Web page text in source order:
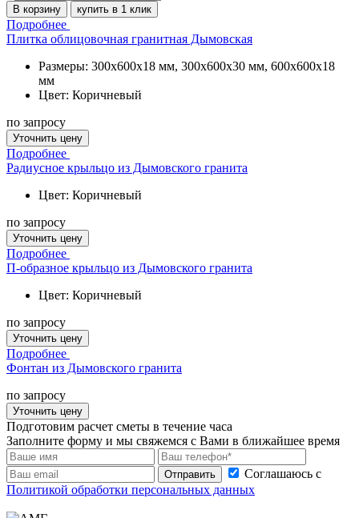
В корзину купить в 1 клик
Подробнее
Плитка облицовочная гранитная Дымовская
Размеры: 300x600x18 мм, 300x600x30 мм, 600x600x18
мм
Цвет: Коричневый
по запросу
Уточнить цену
Подробнее
Радиусное крыльцо из Дымовского гранита
Цвет: Коричневый
по запросу
Уточнить цену
Подробнее
П-образное крыльцо из Дымовского гранита
Цвет: Коричневый
по запросу
Уточнить цену
Подробнее
Фонтан из Дымовского гранита
по запросу
Уточнить цену
Подготовим расчет сметы в течение часа
Заполните форму и мы свяжемся с Вами в ближайшее время
Отправить
Соглашаюсь с
Политикой обработки персональных данных